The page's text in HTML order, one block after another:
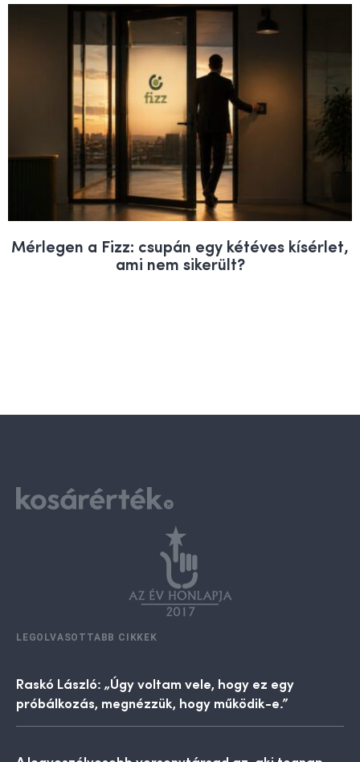
Mérlegen a Fizz: csupán egy kétéves kísérlet,
ami nem sikerült?
LEGOLVASOTTABB CIKKEK
Raskó László: „Úgy voltam vele, hogy ez egy
próbálkozás, megnézzük, hogy működik-e.”